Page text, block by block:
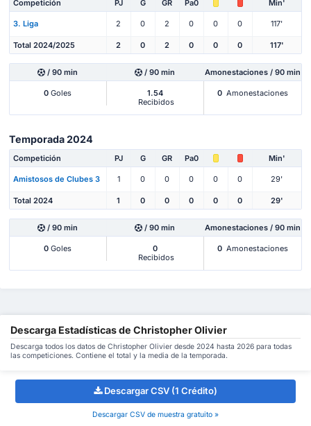
Competición PJ G GR Pa0 Min'
3. Liga 2 0 2 0 0 0 117'
Total 2024/2025 2 0 2 0 0 0 117'
/ 90 min / 90 min Amonestaciones / 90 min
0 Goles
1.54
Recibidos
0 Amonestaciones
Temporada 2024
Competición PJ G GR Pa0 Min'
Amistosos de Clubes 3 1 0 0 0 0 0 29'
Total 2024 1 0 0 0 0 0 29'
/ 90 min / 90 min Amonestaciones / 90 min
0 Goles
0
Recibidos
0 Amonestaciones
Descarga Estadísticas de Christopher Olivier
Descarga todos los datos de Christopher Olivier desde 2024 hasta 2026 para todas
las competiciones. Contiene el total y la media de la temporada.
Descargar CSV (1 Crédito)
Descargar CSV de muestra gratuito »